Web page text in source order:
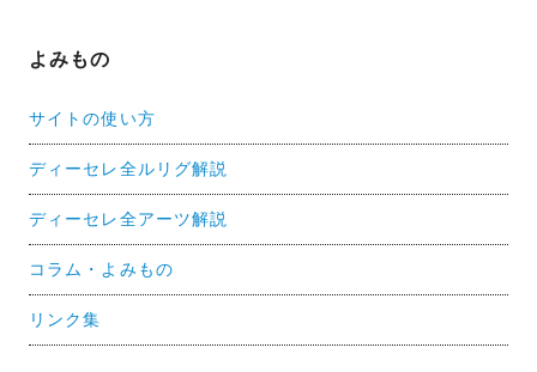
よみもの
サイトの使い方
ディーセレ全ルリグ解説
ディーセレ全アーツ解説
コラム・よみもの
リンク集